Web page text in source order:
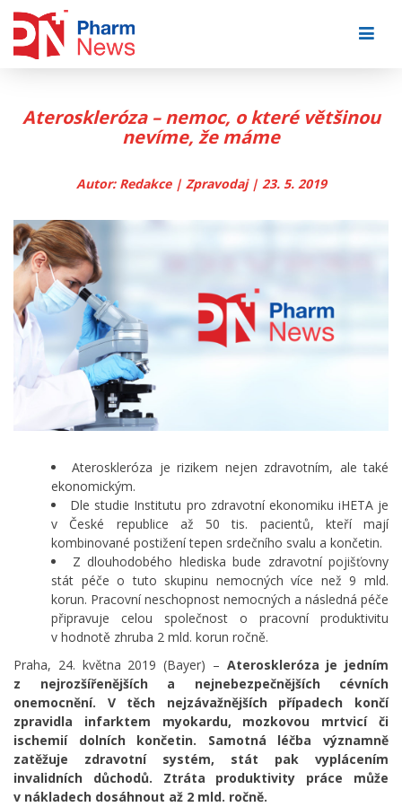
Ateroskleróza – nemoc, o které většinou
nevíme, že máme
Autor: Redakce | Zpravodaj | 23. 5. 2019
Ateroskleróza je rizikem nejen zdravotním, ale také
ekonomickým.
Dle studie Institutu pro zdravotní ekonomiku iHETA je
v České republice až 50 tis. pacientů, kteří mají
kombinované postižení tepen srdečního svalu a končetin.
Z dlouhodobého hlediska bude zdravotní pojišťovny
stát péče o tuto skupinu nemocných více než 9 mld.
korun. Pracovní neschopnost nemocných a následná péče
připravuje celou společnost o pracovní produktivitu
v hodnotě zhruba 2 mld. korun ročně.
Praha, 24. května 2019 (Bayer) – Ateroskleróza je jedním
z nejrozšířenějších a nejnebezpečnějších cévních
onemocnění. V těch nejzávažnějších případech končí
zpravidla infarktem myokardu, mozkovou mrtvicí či
ischemií dolních končetin. Samotná léčba významně
zatěžuje zdravotní systém, stát pak vyplácením
invalidních důchodů. Ztráta produktivity práce může
v nákladech dosáhnout až 2 mld. ročně.